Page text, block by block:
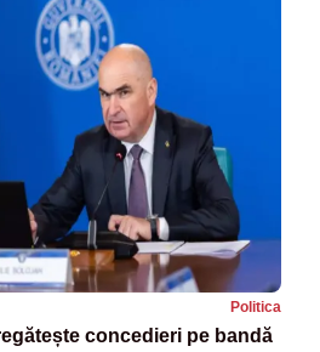
Politica
concedieri pe bandă